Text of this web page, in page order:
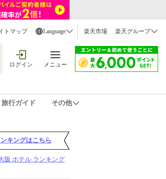
トマップ Language 楽天市場 楽天グループ
ログイン メニュー
旅行ガイド
その他
キングはこちら
阪 ホテル ランキング